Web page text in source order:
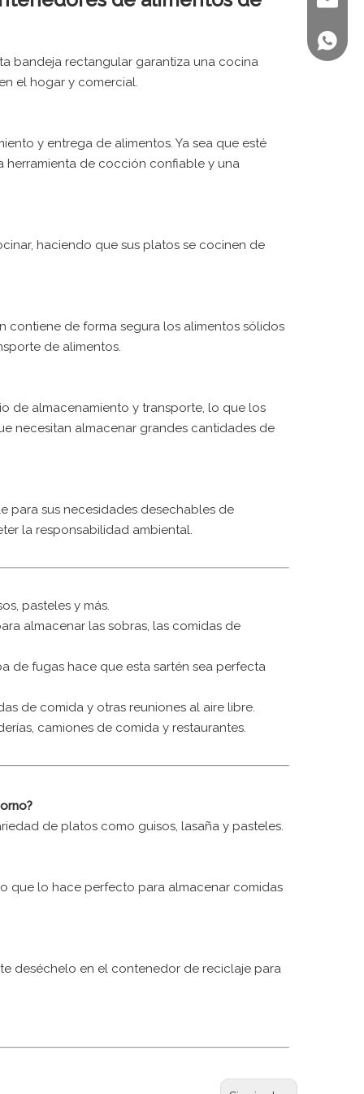
bandeja rectangular garantiza una cocina
el hogar y comercial.
y entrega de alimentos. Ya sea que esté
herramienta de cocción confiable y una
haciendo que sus platos se cocinen de
contiene de forma segura los alimentos sólidos
de alimentos.
de almacenamiento y transporte, lo que los
necesitan almacenar grandes cantidades de
para sus necesidades desechables de
la responsabilidad ambiental.
pasteles y más.
almacenar las sobras, las comidas de
de fugas hace que esta sartén sea perfecta
de comida y otras reuniones al aire libre.
camiones de comida y restaurantes.
de platos como guisos, lasaña y pasteles.
que lo hace perfecto para almacenar comidas
deséchelo en el contenedor de reciclaje para
+86